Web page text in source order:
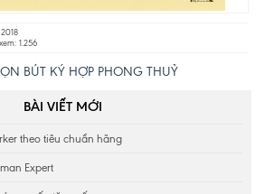
1.256
BÚT KÝ HỢP PHONG THUỶ
BÀI VIẾT MỚI
theo tiêu chuẩn hãng
Expert